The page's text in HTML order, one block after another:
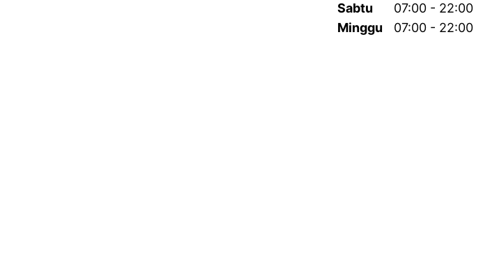
Sabtu
07:00 - 22:00
Minggu
07:00 - 22:00